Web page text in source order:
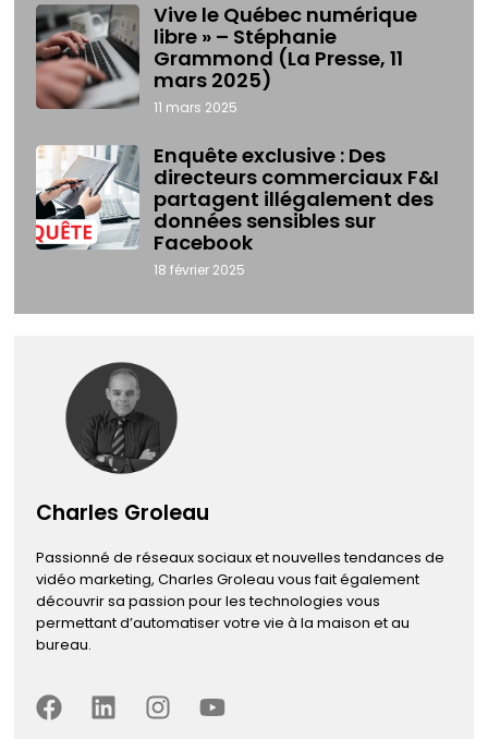
Vive le Québec numérique
libre » – Stéphanie
Grammond (La Presse, 11
mars 2025)
11 mars 2025
Enquête exclusive : Des
directeurs commerciaux F&I
partagent illégalement des
données sensibles sur
Facebook
18 février 2025
Charles Groleau
Passionné de réseaux sociaux et nouvelles tendances de
vidéo marketing, Charles Groleau vous fait également
découvrir sa passion pour les technologies vous
permettant d’automatiser votre vie à la maison et au
bureau.